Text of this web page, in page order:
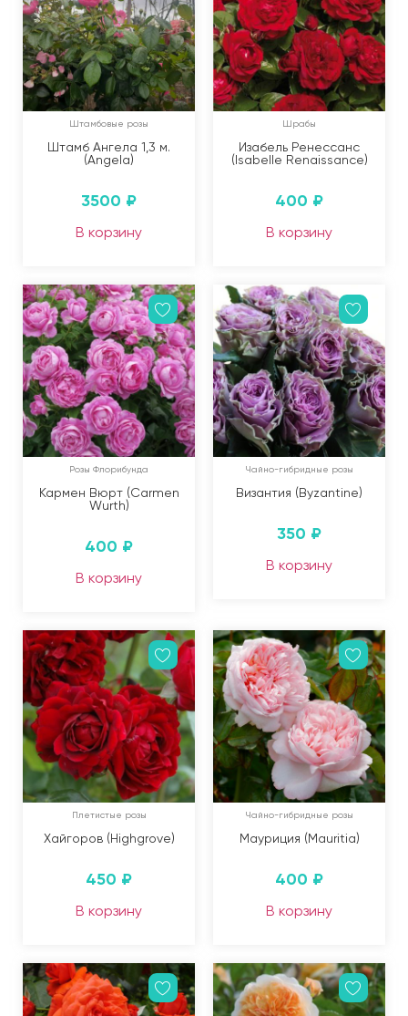
Штамбовые розы
Штамб Ангела 1,3 м.
(Angela)
3500 ₽
В корзину
Шрабы
Изабель Ренессанс
(Isabelle Renaissance)
400 ₽
В корзину
Розы Флорибунда
Кармен Вюрт (Carmen
Wurth)
400 ₽
В корзину
Чайно-гибридные розы
Византия (Byzantine)
350 ₽
В корзину
Плетистые розы
Хайгоров (Highgrove)
450 ₽
В корзину
Чайно-гибридные розы
Мауриция (Mauritia)
400 ₽
В корзину